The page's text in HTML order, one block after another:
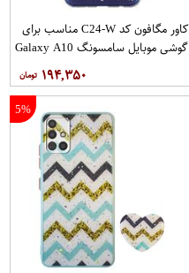
کاور مگافون کد C24-W مناسب برای
گوشی موبایل سامسونگ Galaxy A10
۱۹۴,۳۵۰
5%